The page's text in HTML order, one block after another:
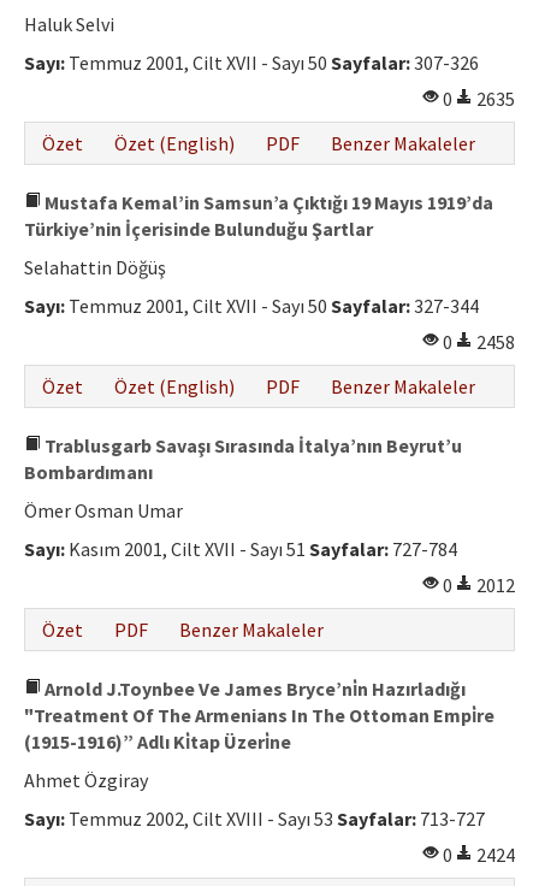
Haluk Selvi
Sayı: Temmuz 2001, Cilt XVII - Sayı 50 Sayfalar:307-326
0
2635
Özet
Özet (English) PDF Benzer Makaleler
Mustafa Kemal’in Samsun’a Çıktığı 19 Mayıs 1919’da
Türkiye’nin İçerisinde Bulunduğu Şartlar
Selahattin Döğüş
Sayı: Temmuz 2001, Cilt XVII - Sayı 50 Sayfalar:327-344
0
2458
Özet
Özet (English) PDF Benzer Makaleler
Trablusgarb Savaşı Sırasında İtalya’nın Beyrut’u
Bombardımanı
Ömer Osman Umar
Sayı: Kasım 2001, Cilt XVII - Sayı 51 Sayfalar: 727-784
0
2012
Özet
PDF Benzer Makaleler
Arnold J.Toynbee Ve James Bryce’ni̇n Hazırladığı
"Treatment Of The Armenians In The Ottoman Empi̇re
(1915-1916)” Adlı Ki̇tap Üzeri̇ne
Ahmet Özgiray
Sayı: Temmuz 2002, Cilt XVIII - Sayı 53 Sayfalar: 713-727
0
2424